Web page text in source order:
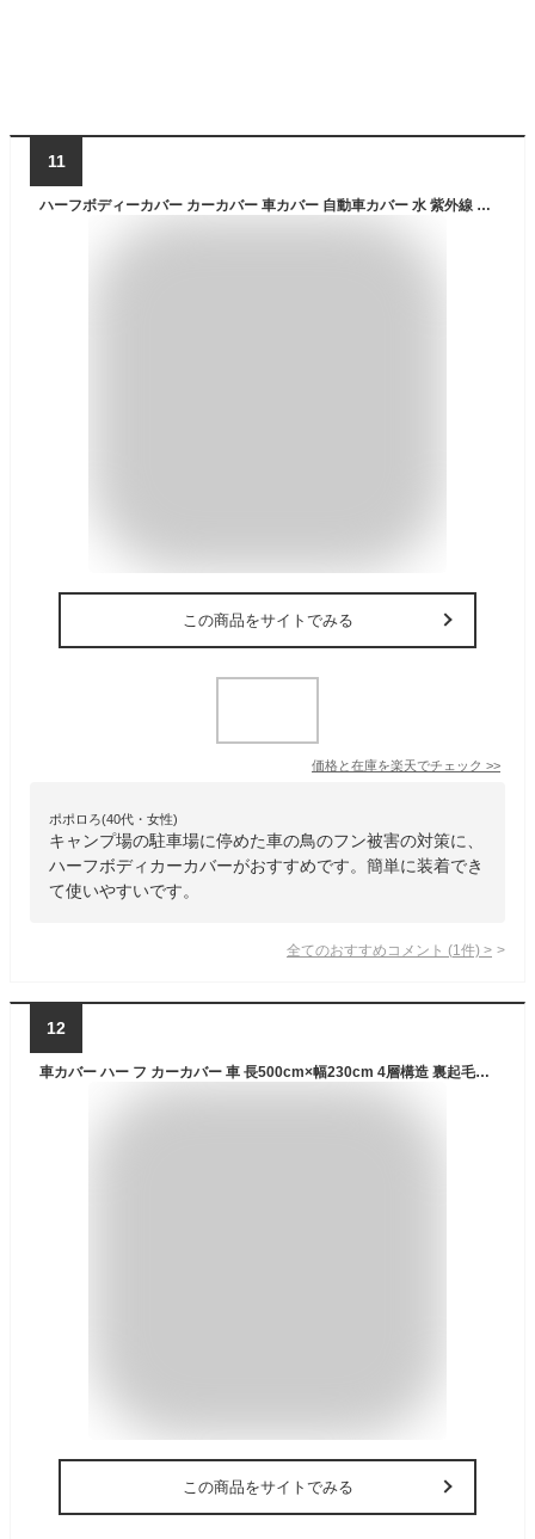
11
ハーフボディーカバー カーカバー 車カバー 自動車カバー 水 紫外線 鳥の糞防止 黄砂 PM2.5対策 ハーフボディーカバー 軽自動車 セダン SUV 簡単装着
この商品をサイトでみる
価格と在庫を楽天でチェック >>
ポポロろ(40代・女性)
キャンプ場の駐車場に停めた車の鳥のフン被害の対策に、
ハーフボディカーカバーがおすすめです。簡単に装着でき
て使いやすいです。
全てのおすすめコメント (1 件) >
12
車カバー ハー フ カーカバー 車 長500cm×幅230cm 4層構造 裏起毛タイプ ボディーカバー 汎用 自動車カバー 車体カバー ハーフカバー 防水 防塵 防輻射紫外線 鳥の糞防止 蛍光反射ストリップ付きゴムバンドで長さを調整 ハーフ車カバー(ハッチバック 対応、500×230cm)
この商品をサイトでみる